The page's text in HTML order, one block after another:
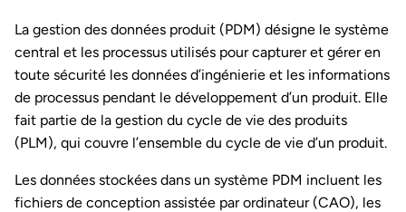
La gestion des données produit (PDM) désigne le système
central et les processus utilisés pour capturer et gérer en
toute sécurité les données d’ingénierie et les informations
de processus pendant le développement d’un produit. Elle
fait partie de la gestion du cycle de vie des produits
(PLM), qui couvre l’ensemble du cycle de vie d’un produit.
Les données stockées dans un système PDM incluent les
fichiers de conception assistée par ordinateur (CAO), les